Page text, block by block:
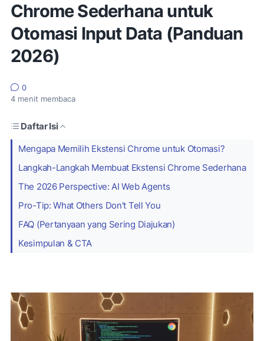
Chrome Sederhana untuk
Otomasi Input Data (Panduan
2026)
0
4 menit membaca
Daftar Isi
Mengapa Memilih Ekstensi Chrome untuk Otomasi?
Langkah-Langkah Membuat Ekstensi Chrome Sederhana
The 2026 Perspective: AI Web Agents
Pro-Tip: What Others Don't Tell You
FAQ (Pertanyaan yang Sering Diajukan)
Kesimpulan & CTA